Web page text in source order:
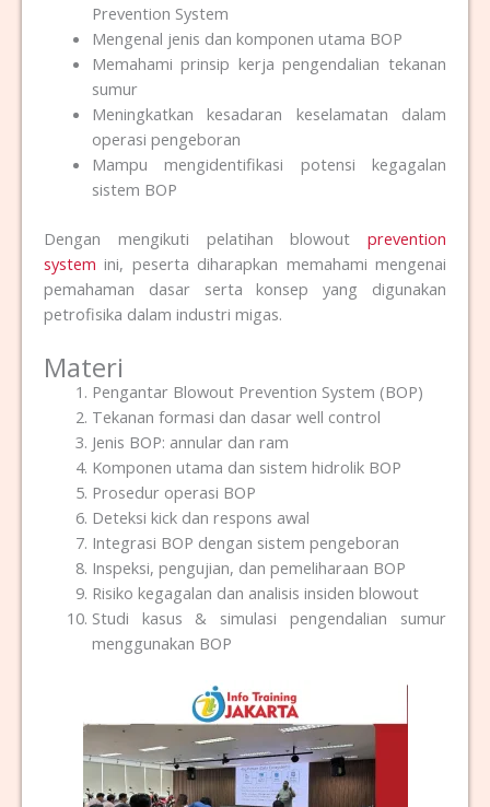
Prevention System
Mengenal jenis dan komponen utama BOP
Memahami prinsip kerja pengendalian tekanan
sumur
Meningkatkan kesadaran keselamatan dalam
operasi pengeboran
Mampu mengidentifikasi potensi kegagalan
sistem BOP
Dengan mengikuti pelatihan blowout prevention
system ini, peserta diharapkan memahami mengenai
pemahaman dasar serta konsep yang digunakan
petrofisika dalam industri migas.
Materi
Pengantar Blowout Prevention System (BOP)
Tekanan formasi dan dasar well control
Jenis BOP: annular dan ram
Komponen utama dan sistem hidrolik BOP
Prosedur operasi BOP
Deteksi kick dan respons awal
Integrasi BOP dengan sistem pengeboran
Inspeksi, pengujian, dan pemeliharaan BOP
Risiko kegagalan dan analisis insiden blowout
Studi kasus & simulasi pengendalian sumur
menggunakan BOP